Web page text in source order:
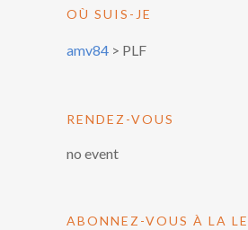
OÙ SUIS-JE
amv84 > PLF
RENDEZ-VOUS
no event
ABONNEZ-VOUS À LA